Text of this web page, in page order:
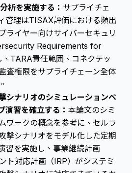
析を実施する： サプライチェ
管理はTISAX評価における頻出
ライヤー向けサイバーセキュリ
Requirements for
TARA責任範囲、コネクテッ
査権限をサプライチェーン全体
シナリオのシミュレーションベ
演習を確立する： 本論文のシミ
ワークの概念を参考に、セルラ
撃シナリオをモデル化した定期
習を実施し、事業継続計画
ト対応計画（IRP）がシステミ